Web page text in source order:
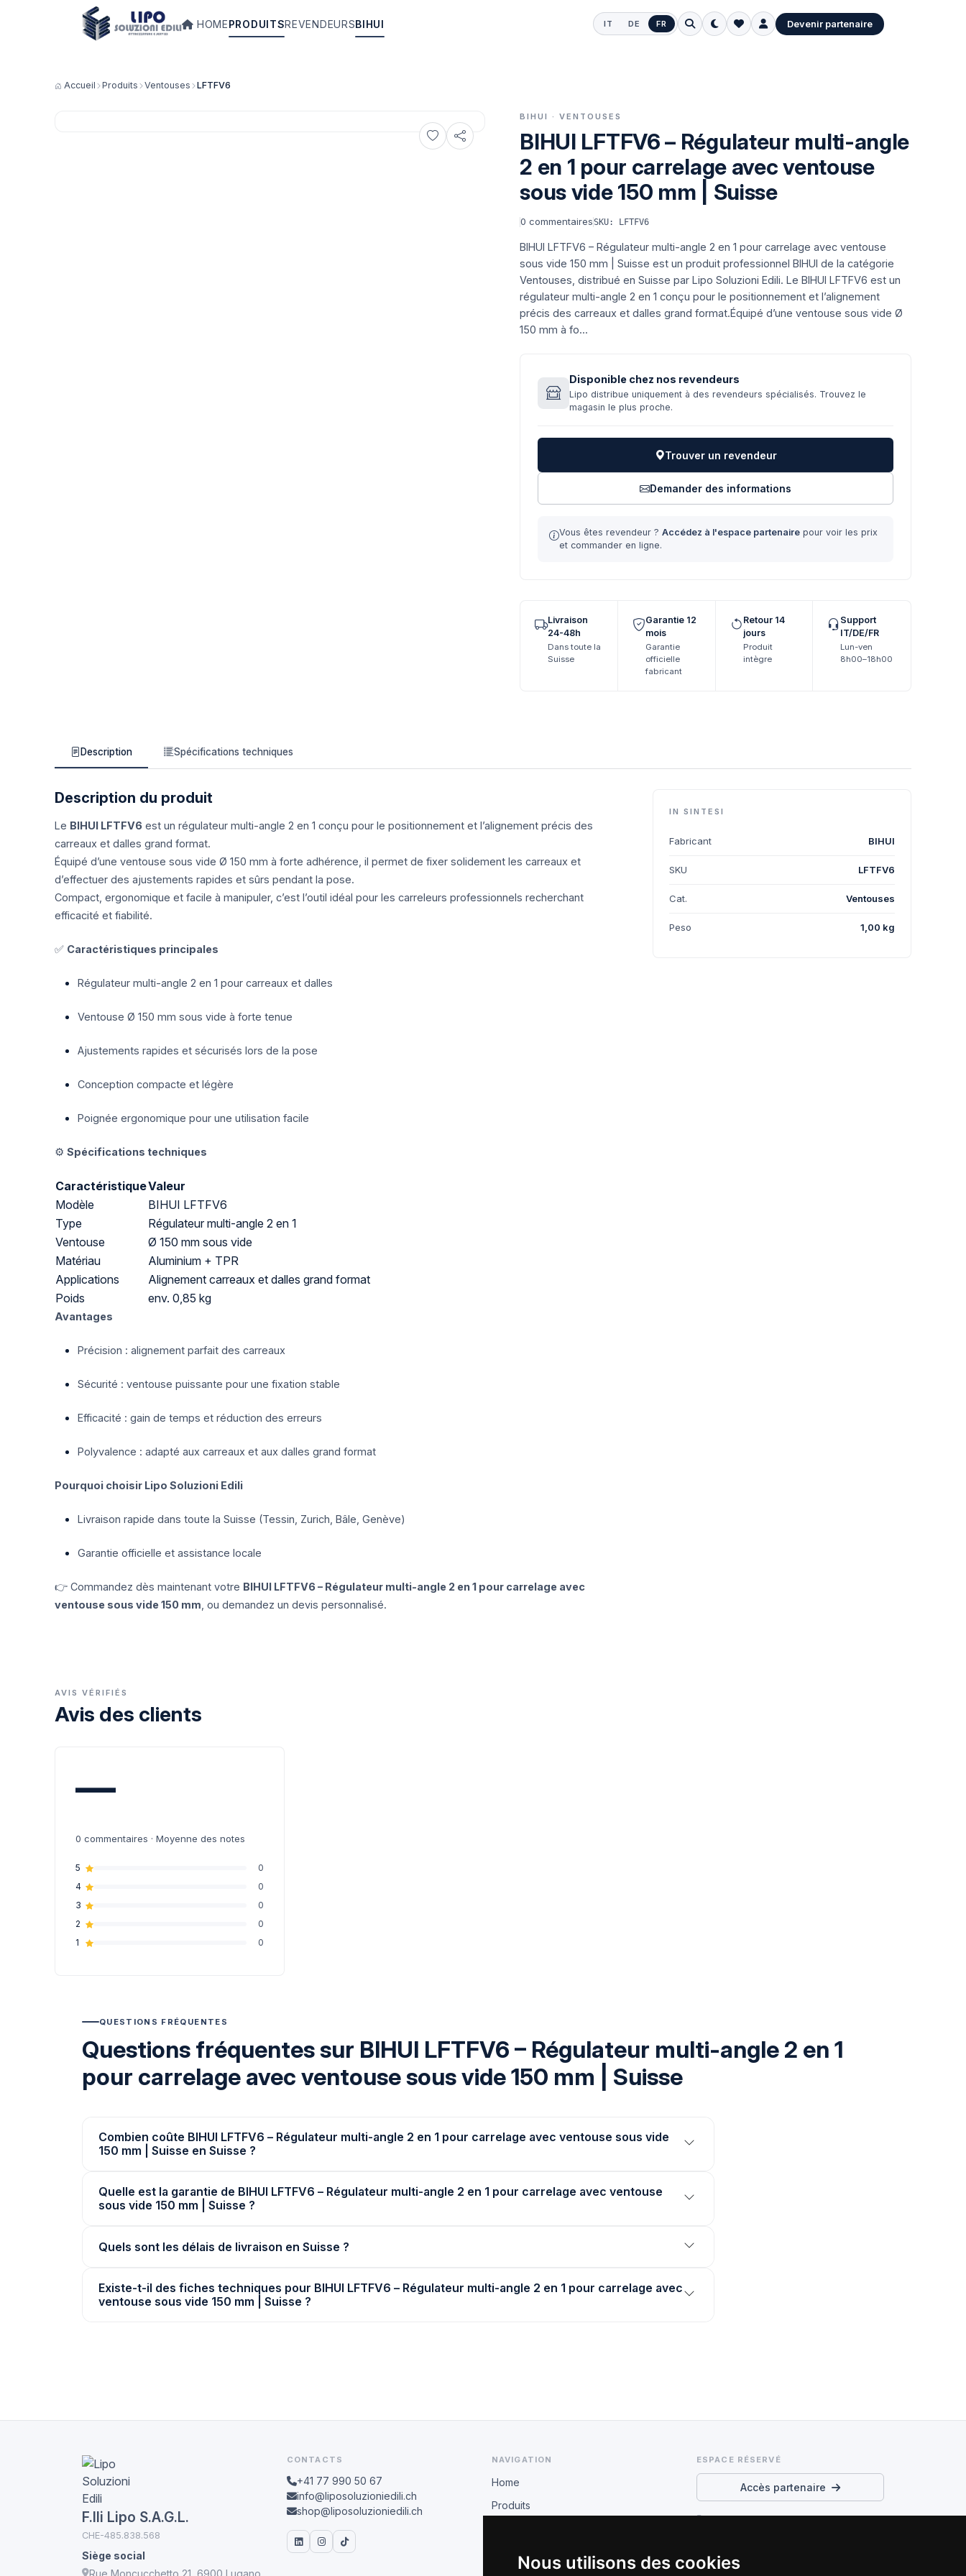
Nous utilisons des cookies
HOMEPRODUITSREVENDEURSBIHUI IT DE FR Devenir partenaire
Accueil Produits Ventouses LFTFV6
BIHUI · VENTOUSES
BIHUI LFTFV6 – Régulateur multi-angle
2 en 1 pour carrelage avec ventouse
sous vide 150 mm | Suisse
0 commentairesSKU: LFTFV6
BIHUI LFTFV6 – Régulateur multi-angle 2 en 1 pour carrelage avec ventouse
sous vide 150 mm | Suisse est un produit professionnel BIHUI de la catégorie
Ventouses, distribué en Suisse par Lipo Soluzioni Edili. Le BIHUI LFTFV6 est un
régulateur multi-angle 2 en 1 conçu pour le positionnement et l’alignement
précis des carreaux et dalles grand format.Équipé d’une ventouse sous vide Ø
150 mm à fo...
Disponible chez nos revendeurs
Lipo distribue uniquement à des revendeurs spécialisés. Trouvez le
magasin le plus proche.
Trouver un revendeur
Demander des informations
Vous êtes revendeur ?Accédez à l'espace partenaire pour voir les prix
et commander en ligne.
Livraison
24-48h
Dans toute la
Suisse
Garantie 12
mois
Garantie
officielle
fabricant
Retour 14
jours
Produit
intègre
Support
IT/DE/FR
Lun-ven
8h00–18h00
Description Spécifications techniques
Description du produit
Le BIHUI LFTFV6 est un régulateur multi-angle 2 en 1 conçu pour le positionnement et l’alignement précis des
carreaux et dalles grand format.
Équipé d’une ventouse sous vide Ø 150 mm à forte adhérence, il permet de fixer solidement les carreaux et
d’effectuer des ajustements rapides et sûrs pendant la pose.
Compact, ergonomique et facile à manipuler, c’est l’outil idéal pour les carreleurs professionnels recherchant
efficacité et fiabilité.
✅ Caractéristiques principales
Régulateur multi-angle 2 en 1 pour carreaux et dalles
Ventouse Ø 150 mm sous vide à forte tenue
Ajustements rapides et sécurisés lors de la pose
Conception compacte et légère
Poignée ergonomique pour une utilisation facile
⚙️ Spécifications techniques
CaractéristiqueValeur
Modèle
BIHUI LFTFV6
Type
Régulateur multi-angle 2 en 1
Ventouse
Ø 150 mm sous vide
Matériau
Aluminium + TPR
Applications
Alignement carreaux et dalles grand format
Poids
env. 0,85 kg
Avantages
Précision : alignement parfait des carreaux
Sécurité : ventouse puissante pour une fixation stable
Efficacité : gain de temps et réduction des erreurs
Polyvalence : adapté aux carreaux et aux dalles grand format
Pourquoi choisir Lipo Soluzioni Edili
Livraison rapide dans toute la Suisse (Tessin, Zurich, Bâle, Genève)
Garantie officielle et assistance locale
👉 Commandez dès maintenant votre BIHUI LFTFV6 – Régulateur multi-angle 2 en 1 pour carrelage avec
ventouse sous vide 150 mm , ou demandez un devis personnalisé.
IN SINTESI
Fabricant BIHUI
SKU LFTFV6
Cat. Ventouses
Peso 1,00 kg
AVIS VÉRIFIÉS
Avis des clients
—
0 commentaires · Moyenne des notes
5
0
4
0
3
0
2
0
1
0
QUESTIONS FRÉQUENTES
Questions fréquentes sur BIHUI LFTFV6 – Régulateur multi-angle 2 en 1
pour carrelage avec ventouse sous vide 150 mm | Suisse
Combien coûte BIHUI LFTFV6 – Régulateur multi-angle 2 en 1 pour carrelage avec ventouse sous vide
150 mm | Suisse en Suisse ?
Quelle est la garantie de BIHUI LFTFV6 – Régulateur multi-angle 2 en 1 pour carrelage avec ventouse
sous vide 150 mm | Suisse ?
Quels sont les délais de livraison en Suisse ?
Existe-t-il des fiches techniques pour BIHUI LFTFV6 – Régulateur multi-angle 2 en 1 pour carrelage avec
ventouse sous vide 150 mm | Suisse ?
F.lli Lipo S.A.G.L.
CHE-485.838.568
Siège social
CONTACTS
+41 77 990 50 67
info@liposoluzioniedili.ch
shop@liposoluzioniedili.ch
NAVIGATION
Home
Produits
ESPACE RÉSERVÉ
Accès partenaire
Préférences cookies